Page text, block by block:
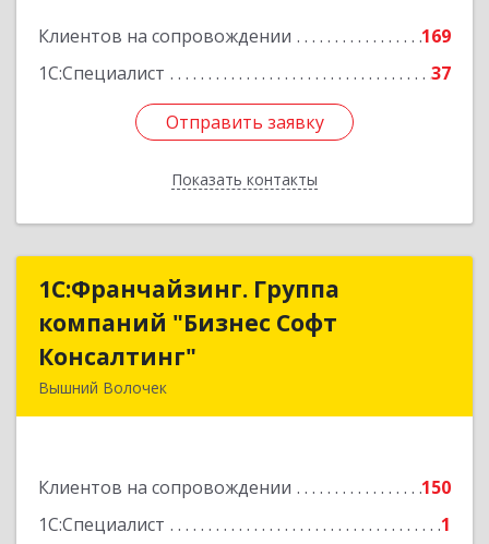
Клиентов на сопровождении
169
1С:Специалист
37
Отправить заявку
Показать контакты
Отправить заявку
Назад
1С:Франчайзинг. Группа
компаний "Бизнес Софт
Консалтинг"
Вышний Волочек
Клиентов на сопровождении
150
1С:Специалист
1
1С:Франчайзинг. Группа
компаний "Бизнес Софт
Подробнее